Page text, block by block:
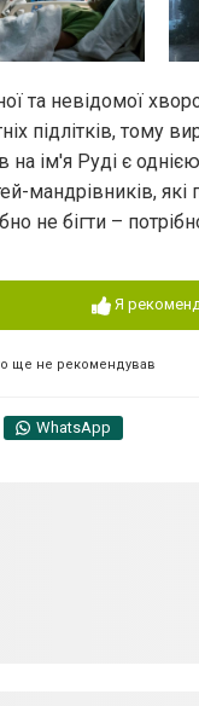
та невідомої
підлітків, тому
на ім'я Руді є
мандрівників,
не бігти –
Я
ще не рекомендував
WhatsApp